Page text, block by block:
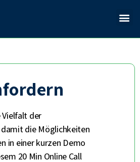
Vielfalt der
die Möglichkeiten
in einer kurzen Demo
20 Min Online Call